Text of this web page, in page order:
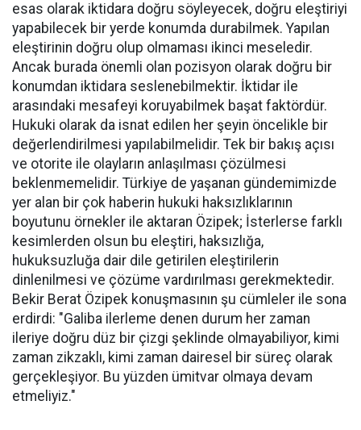
esas olarak iktidara doğru söyleyecek, doğru eleştiriyi
yapabilecek bir yerde konumda durabilmek. Yapılan
eleştirinin doğru olup olmaması ikinci meseledir.
Ancak burada önemli olan pozisyon olarak doğru bir
konumdan iktidara seslenebilmektir. İktidar ile
arasındaki mesafeyi koruyabilmek başat faktördür.
Hukuki olarak da isnat edilen her şeyin öncelikle bir
değerlendirilmesi yapılabilmelidir. Tek bir bakış açısı
ve otorite ile olayların anlaşılması çözülmesi
beklenmemelidir. Türkiye de yaşanan gündemimizde
yer alan bir çok haberin hukuki haksızlıklarının
boyutunu örnekler ile aktaran Özipek; İsterlerse farklı
kesimlerden olsun bu eleştiri, haksızlığa,
hukuksuzluğa dair dile getirilen eleştirilerin
dinlenilmesi ve çözüme vardırılması gerekmektedir.
Bekir Berat Özipek konuşmasının şu cümleler ile sona
erdirdi: "Galiba ilerleme denen durum her zaman
ileriye doğru düz bir çizgi şeklinde olmayabiliyor, kimi
zaman zikzaklı, kimi zaman dairesel bir süreç olarak
gerçekleşiyor. Bu yüzden ümitvar olmaya devam
etmeliyiz."